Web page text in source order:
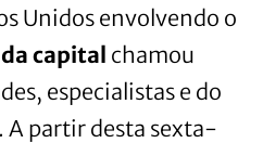
Unidos envolvendo o
capital chamou
especialistas e do
partir desta sexta-